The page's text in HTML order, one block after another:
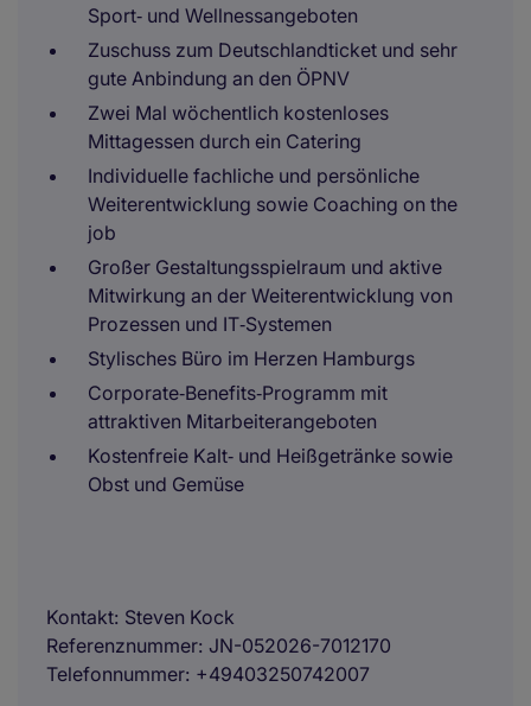
Sport‑ und Wellnessangeboten
Zuschuss zum Deutschlandticket und sehr
gute Anbindung an den ÖPNV
Zwei Mal wöchentlich kostenloses
Mittagessen durch ein Catering
Individuelle fachliche und persönliche
Weiterentwicklung sowie Coaching on the
job
Großer Gestaltungsspielraum und aktive
Mitwirkung an der Weiterentwicklung von
Prozessen und IT‑Systemen
Stylisches Büro im Herzen Hamburgs
Corporate‑Benefits‑Programm mit
attraktiven Mitarbeiterangeboten
Kostenfreie Kalt‑ und Heißgetränke sowie
Obst und Gemüse
Kontakt Steven Kock
Referenznummer JN-052026-7012170
Telefonnummer +49403250742007